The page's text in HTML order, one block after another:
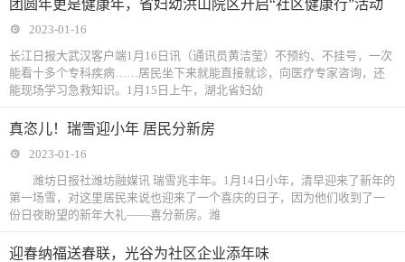
团圆年更是健康年，省妇幼洪山院区开启“社区健康行”活动
2023-01-16
长江日报大武汉客户端1月16日讯（通讯员黄洁莹）不预约、不挂号，一次
能看十多个专科疾病……居民坐下来就能直接就诊，向医疗专家咨询，还
能现场学习急救知识。1月15日上午，湖北省妇幼
真恣儿！瑞雪迎小年 居民分新房
2023-01-16
潍坊日报社潍坊融媒讯 瑞雪兆丰年。1月14日小年，清早迎来了新年的
第一场雪，对这里居民来说也迎来了一个喜庆的日子，因为他们收到了一
份日夜盼望的新年大礼——喜分新房。潍
迎春纳福送春联，光谷为社区企业添年味